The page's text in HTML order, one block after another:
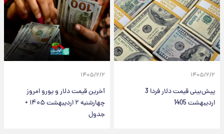
۱۴۰۵/۲/۲
پیش‌بینی قیمت دلار فردا 3
اردیبهشت 1405
۱۴۰۵/۲/۲
آخرین قیمت دلار و یورو امروز
چهارشنبه ۲ اردیبهشت ۱۴۰۵ +
جدول